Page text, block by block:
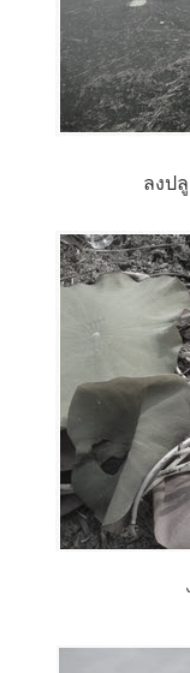
ลงป